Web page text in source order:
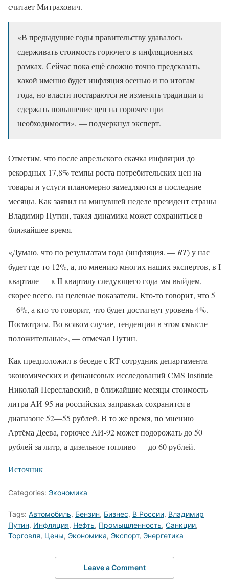
считает Митрахович.
«В предыдущие годы правительству удавалось
сдерживать стоимость горючего в инфляционных
рамках. Сейчас пока ещё сложно точно предсказать,
какой именно будет инфляция осенью и по итогам
года, но власти постараются не изменять традиции и
сдержать повышение цен на горючее при
необходимости», — подчеркнул эксперт.
Отметим, что после апрельского скачка инфляции до
рекордных 17,8% темпы роста потребительских цен на
товары и услуги планомерно замедляются в последние
месяцы. Как заявил на минувшей неделе президент страны
Владимир Путин, такая динамика может сохраниться в
ближайшее время.
«Думаю, что по результатам года (инфляция. — RT) у нас
будет где-то 12%, а, по мнению многих наших экспертов, в I
квартале — к II кварталу следующего года мы выйдем,
скорее всего, на целевые показатели. Кто-то говорит, что 5
—6%, а кто-то говорит, что будет достигнут уровень 4%.
Посмотрим. Во всяком случае, тенденции в этом смысле
положительные», — отмечал Путин.
Как предположил в беседе с RT сотрудник департамента
экономических и финансовых исследований CMS Institute
Николай Переславский, в ближайшие месяцы стоимость
литра АИ-95 на российских заправках сохранится в
диапазоне 52—55 рублей. В то же время, по мнению
Артёма Деева, горючее АИ-92 может подорожать до 50
рублей за литр, а дизельное топливо — до 60 рублей.
Источник
Categories: Экономика
Tags: Автомобиль, Бензин, Бизнес, В России, Владимир
Путин, Инфляция, Нефть, Промышленность, Санкции,
Торговля, Цены, Экономика, Экспорт, Энергетика
Leave a Comment